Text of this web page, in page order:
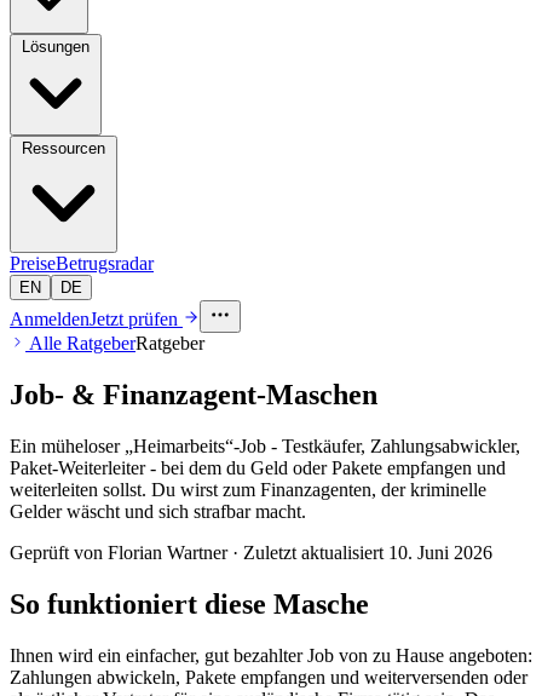
PreiseBetrugsradar
EN DE
AnmeldenJetzt prüfen
Alle RatgeberRatgeber
Job- & Finanzagent-Maschen
Ein müheloser „Heimarbeits“-Job - Testkäufer, Zahlungsabwickler,
Paket-Weiterleiter - bei dem du Geld oder Pakete empfangen und
weiterleiten sollst. Du wirst zum Finanzagenten, der kriminelle
Gelder wäscht und sich strafbar macht.
Geprüft von Florian Wartner · Zuletzt aktualisiert 10. Juni 2026
So funktioniert diese Masche
Ihnen wird ein einfacher, gut bezahlter Job von zu Hause angeboten:
Zahlungen abwickeln, Pakete empfangen und weiterversenden oder